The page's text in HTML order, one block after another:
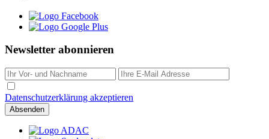
Newsletter abonnieren
Datenschutzerklärung akzeptieren